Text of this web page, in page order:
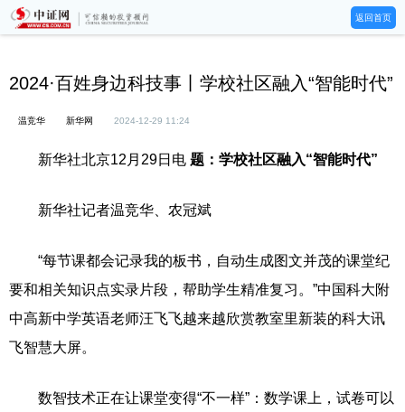
返回首页
2024·百姓身边科技事丨学校社区融入“智能时代”
温竞华 新华网 2024-12-29 11:24
新华社北京12月29日电 题：学校社区融入“智能时代”
新华社记者温竞华、农冠斌
“每节课都会记录我的板书，自动生成图文并茂的课堂纪
要和相关知识点实录片段，帮助学生精准复习。”中国科大附
中高新中学英语老师汪飞飞越来越欣赏教室里新装的科大讯
飞智慧大屏。
数智技术正在让课堂变得“不一样”：数学课上，试卷可以